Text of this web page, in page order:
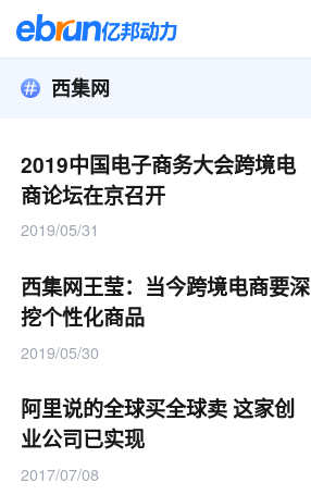
西集网
2019中国电子商务大会跨境电
商论坛在京召开
2019/05/31
西集网王莹：当今跨境电商要深
挖个性化商品
2019/05/30
阿里说的全球买全球卖 这家创
业公司已实现
2017/07/08